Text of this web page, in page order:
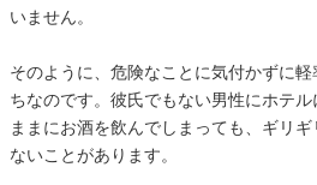
いません。
そのように、危険なことに気付かずに
ちなのです。彼氏でもない男性にホテ
ままにお酒を飲んでしまっても、ギリ
ないことがあります。